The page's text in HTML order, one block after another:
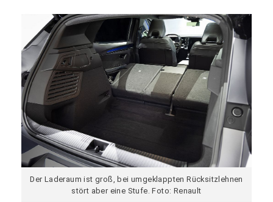
Der Laderaum ist groß, bei umgeklappten Rücksitzlehnen
stört aber eine Stufe. Foto: Renault